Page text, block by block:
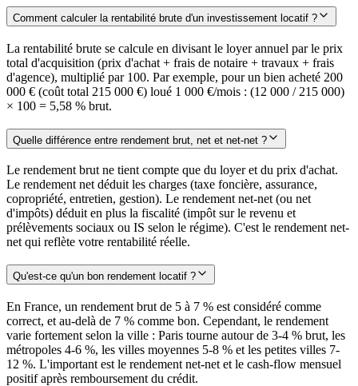
Comment calculer la rentabilité brute d'un investissement locatif ?
La rentabilité brute se calcule en divisant le loyer annuel par le prix
total d'acquisition (prix d'achat + frais de notaire + travaux + frais
d'agence), multiplié par 100. Par exemple, pour un bien acheté 200
000 € (coût total 215 000 €) loué 1 000 €/mois : (12 000 / 215 000)
× 100 = 5,58 % brut.
Quelle différence entre rendement brut, net et net-net ?
Le rendement brut ne tient compte que du loyer et du prix d'achat.
Le rendement net déduit les charges (taxe foncière, assurance,
copropriété, entretien, gestion). Le rendement net-net (ou net
d'impôts) déduit en plus la fiscalité (impôt sur le revenu et
prélèvements sociaux ou IS selon le régime). C'est le rendement net-
net qui reflète votre rentabilité réelle.
Qu'est-ce qu'un bon rendement locatif ?
En France, un rendement brut de 5 à 7 % est considéré comme
correct, et au-delà de 7 % comme bon. Cependant, le rendement
varie fortement selon la ville : Paris tourne autour de 3-4 % brut, les
métropoles 4-6 %, les villes moyennes 5-8 % et les petites villes 7-
12 %. L'important est le rendement net-net et le cash-flow mensuel
positif après remboursement du crédit.